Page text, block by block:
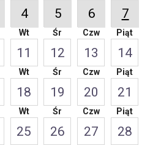
4 5 6 7
Wt
11
Śr
12
Czw
13
Piąt
14
Wt
18
Śr
19
Czw
20
Piąt
21
Wt
25
Śr
26
Czw
27
Piąt
28